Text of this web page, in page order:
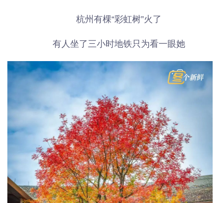
杭州有棵“彩虹树”火了
有人坐了三小时地铁只为看一眼她